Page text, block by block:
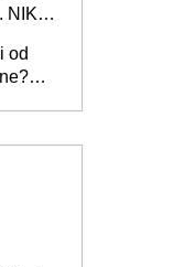
NIK
od